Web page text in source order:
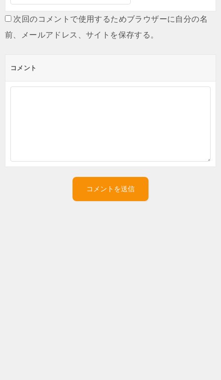
次回のコメントで使用するためブラウザーに自分の名
前、メールアドレス、サイトを保存する。
コメント